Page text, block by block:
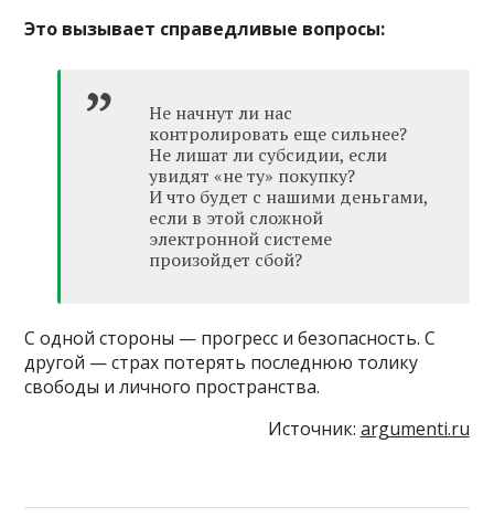
Это вызывает справедливые вопросы:
Не начнут ли нас
контролировать еще сильнее?
Не лишат ли субсидии, если
увидят «не ту» покупку?
И что будет с нашими деньгами,
если в этой сложной
электронной системе
произойдет сбой?
С одной стороны — прогресс и безопасность. С
другой — страх потерять последнюю толику
свободы и личного пространства.
Источник: argumenti.ru